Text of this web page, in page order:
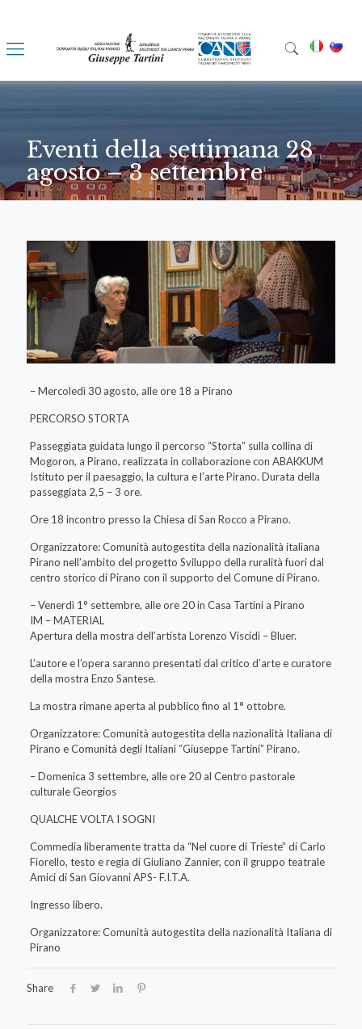
Eventi della settimana 28
agosto – 3 settembre
– Mercoledì 30 agosto, alle ore 18 a Pirano
PERCORSO STORTA
Passeggiata guidata lungo il percorso “Storta” sulla collina di
Mogoron, a Pirano, realizzata in collaborazione con ABAKKUM
Istituto per il paesaggio, la cultura e l’arte Pirano. Durata della
passeggiata 2,5 – 3 ore.
Ore 18 incontro presso la Chiesa di San Rocco a Pirano.
Organizzatore: Comunità autogestita della nazionalità italiana
Pirano nell’ambito del progetto Sviluppo della ruralità fuori dal
centro storico di Pirano con il supporto del Comune di Pirano.
– Venerdì 1° settembre, alle ore 20 in Casa Tartini a Pirano
IM – MATERIAL
Apertura della mostra dell’artista Lorenzo Viscidi – Bluer.
L’autore e l’opera saranno presentati dal critico d’arte e curatore
della mostra Enzo Santese.
La mostra rimane aperta al pubblico fino al 1° ottobre.
Organizzatore: Comunità autogestita della nazionalità Italiana di
Pirano e Comunità degli Italiani “Giuseppe Tartini” Pirano.
– Domenica 3 settembre, alle ore 20 al Centro pastorale
culturale Georgios
QUALCHE VOLTA I SOGNI
Commedia liberamente tratta da “Nel cuore di Trieste” di Carlo
Fiorello, testo e regia di Giuliano Zannier, con il gruppo teatrale
Amici di San Giovanni APS- F.I.T.A.
Ingresso libero.
Organizzatore: Comunità autogestita della nazionalità Italiana di
Pirano
Share